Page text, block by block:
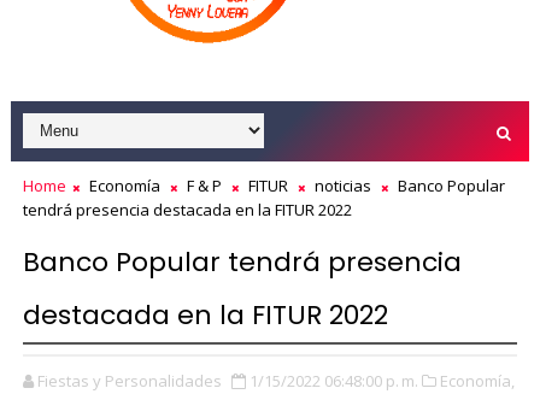
Home Economía F & P FITUR noticias
Banco Popular
tendrá presencia destacada en la FITUR 2022
Banco Popular tendrá presencia
destacada en la FITUR 2022
Fiestas y Personalidades 1/15/2022 06:48:00 p. m.
Economía,